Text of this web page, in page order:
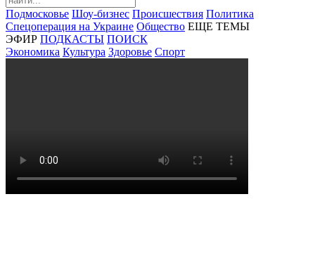
Подмосковье Шоу-бизнес Происшествия Политика
Спецоперация на Украине Общество ЕЩЕ ТЕМЫ
ЭФИР ПОДКАСТЫ ПОИСК
Экономика Культура Здоровье Спорт